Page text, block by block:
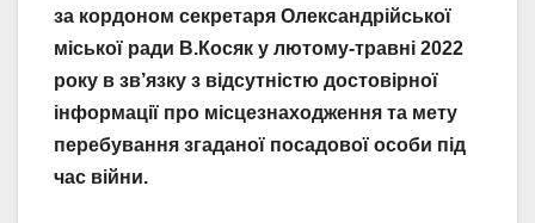
за кордоном секретаря Олександрійської
міської ради В.Косяк у лютому-травні 2022
року в зв’язку з відсутністю достовірної
інформації про місцезнаходження та мету
перебування згаданої посадової особи під
час війни.